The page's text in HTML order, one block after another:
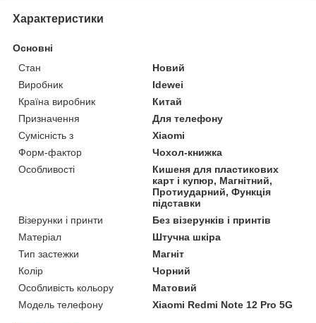
Характеристики
Основні
Стан
Новий
Виробник
Idewei
Країна виробник
Китай
Призначення
Для телефону
Сумісність з
Xiaomi
Форм-фактор
Чохол-книжка
Особливості
Кишеня для пластикових
карт і купюр, Магнітний,
Протиударний, Функція
підставки
Візерунки і принти
Без візерунків і принтів
Матеріал
Штучна шкіра
Тип застежки
Магніт
Колір
Чорний
Особливість кольору
Матовий
Модель телефону
Xiaomi Redmi Note 12 Pro 5G